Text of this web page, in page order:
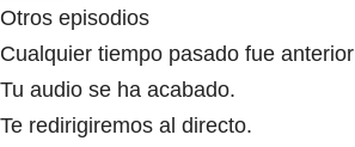
Otros episodios
Cualquier tiempo pasado fue anterior
Tu audio se ha acabado.
Te redirigiremos al directo.